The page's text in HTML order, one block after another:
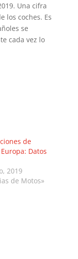
Una cifra
los coches. Es
se
cada vez lo
de
Datos
2019
de Motos»